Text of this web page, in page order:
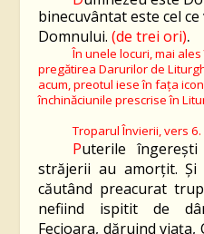
binecuvântat este cel
Domnului. (de trei ori).
În unele locuri, mai
pregătirea Darurilor de
acum, preotul iese în fața
închinăciunile prescrise în
Troparul Învierii, vers6.
Puterile
străjerii au amorţit.
căutând preacurat
nefiind ispitit de
Fecioara, dăruind